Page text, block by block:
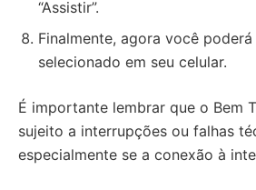
“Assistir”.
Finalmente, agora você
selecionado em seu celular.
É importante lembrar que o Bem
sujeito a interrupções ou falhas
especialmente se a conexão à